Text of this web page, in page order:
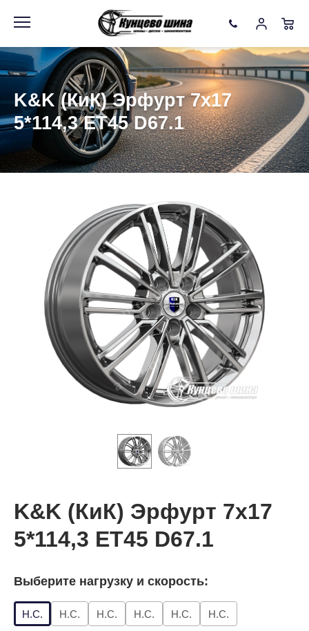
K&K (КиК) Эрфурт 7x17
5*114,3 ET45 D67.1
K&K (КиК) Эрфурт 7x17
5*114,3 ET45 D67.1
Выберите нагрузку и скорость:
Н.С. Н.С. Н.С. Н.С. Н.С. Н.С.
Информация Фото товара